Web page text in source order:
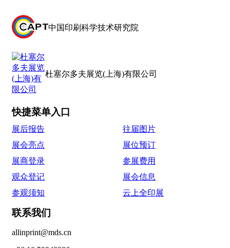
中国印刷科学技术研究院
杜塞尔多夫展览(上海)有限公司
快捷菜单入口
展后报告
往届图片
展会亮点
展位预订
展商登录
参展费用
观众登记
展会信息
参观须知
云上全印展
联系我们
allinprint@mds.cn